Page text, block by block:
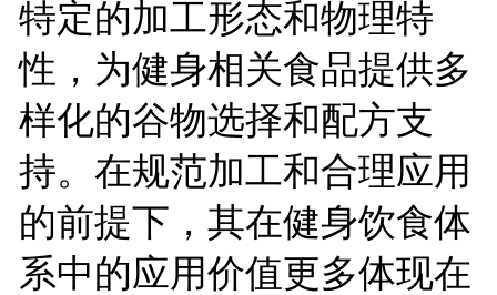
特定的加工形态和物理特
性，为健身相关食品提供多
样化的谷物选择和配方支
持。在规范加工和合理应用
的前提下，其在健身饮食体
系中的应用价值更多体现在